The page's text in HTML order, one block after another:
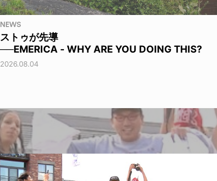
NEWS
ストゥが先導
──EMERICA - WHY ARE YOU DOING THIS?
2026.08.04